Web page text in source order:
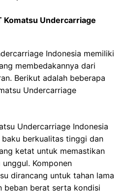
Komatsu Undercarriage
Indonesia memiliki
membedakannya dari
Berikut adalah beberapa
Undercarriage
Undercarriage Indonesia
baku berkualitas tinggi dan
ketat untuk memastikan
Komponen
dirancang untuk tahan lama
beban berat serta kondisi